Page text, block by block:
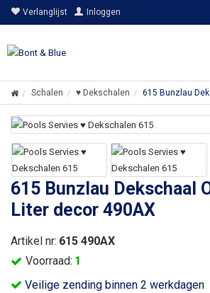
Verlanglijst Inloggen
Schalen ♥ Dekschalen 615 Bunzlau
615 Bunzlau Dekschaal
Liter decor 490AX
Veilige zending binnen 2 werkdagen
Voorraad: 1
Artikel nr: 615 490AX